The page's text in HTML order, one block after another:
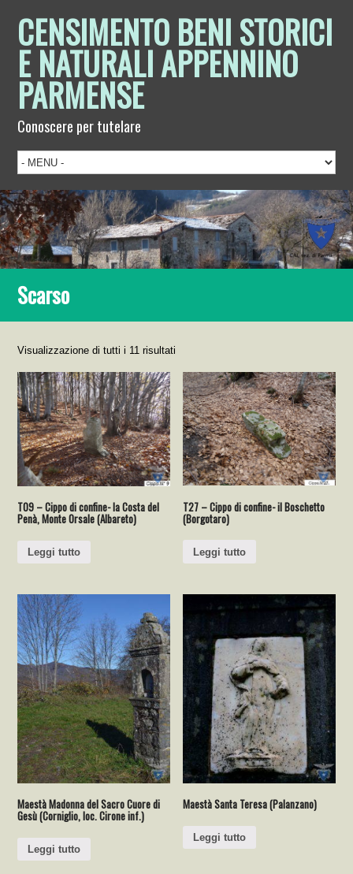
CENSIMENTO BENI STORICI
E NATURALI APPENNINO
PARMENSE
Conoscere per tutelare
Scarso
Visualizzazione di tutti i 11 risultati
T09 – Cippo di confine- la Costa del
Penà, Monte Orsale (Albareto)
Leggi tutto
T27 – Cippo di confine- il Boschetto
(Borgotaro)
Leggi tutto
Maestà Madonna del Sacro Cuore di
Gesù (Corniglio, loc. Cirone inf.)
Leggi tutto
Maestà Santa Teresa (Palanzano)
Leggi tutto